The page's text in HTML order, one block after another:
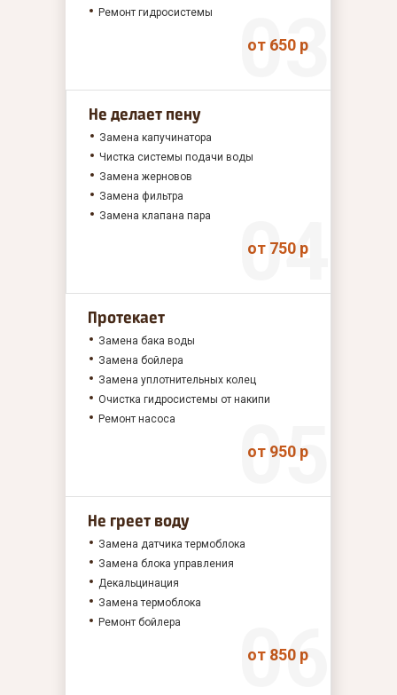
Ремонт гидросистемы
от 650 р
Не делает пену
Замена капучинатора
Чистка системы подачи воды
Замена жерновов
Замена фильтра
Замена клапана пара
от 750 р
Протекает
Замена бака воды
Замена бойлера
Замена уплотнительных колец
Очистка гидросистемы от накипи
Ремонт насоса
от 950 р
Не греет воду
Замена датчика термоблока
Замена блока управления
Декальцинация
Замена термоблока
Ремонт бойлера
от 850 р